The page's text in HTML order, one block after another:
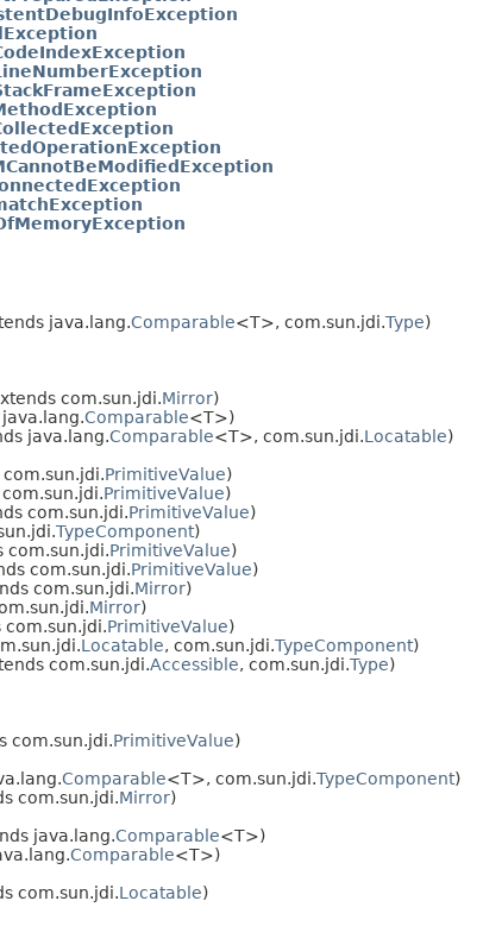
java.lang.Comparable<T>, com.sun.jdi.Type)
com.sun.jdi.Mirror)
Comparable<T>)
java.lang.Comparable<T>, com.sun.jdi.Locatable)
PrimitiveValue)
PrimitiveValue)
com.sun.jdi.PrimitiveValue)
TypeComponent)
com.sun.jdi.PrimitiveValue)
com.sun.jdi.PrimitiveValue)
com.sun.jdi.Mirror)
Mirror)
com.sun.jdi.PrimitiveValue)
Locatable, com.sun.jdi.TypeComponent)
com.sun.jdi.Accessible, com.sun.jdi.Type)
com.sun.jdi.PrimitiveValue)
Comparable<T>, com.sun.jdi.TypeComponent)
com.sun.jdi.Mirror)
java.lang.Comparable<T>)
Comparable<T>)
com.sun.jdi.Locatable)